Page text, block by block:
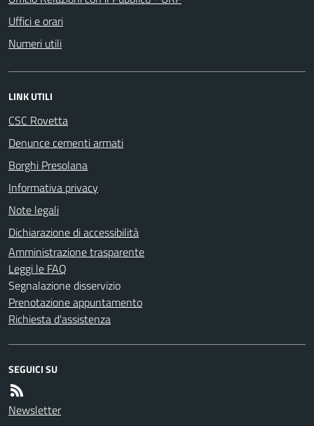
Uffici e orari
Numeri utili
LINK UTILI
CSC Rovetta
Denunce cementi armati
Borghi Presolana
Informativa privacy
Note legali
Dichiarazione di accessibilità
Amministrazione trasparente
Leggi le FAQ
Segnalazione disservizio
Prenotazione appuntamento
Richiesta d'assistenza
SEGUICI SU
Newsletter